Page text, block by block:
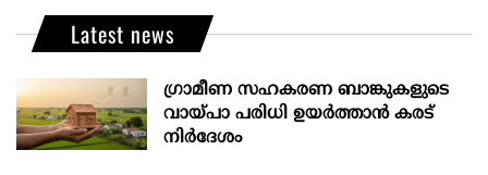
Latest news
ഗ്രാമീണ സഹകരണ ബാങ്കുകളുടെ
വായ്പാ പരിധി ഉയർത്താൻ കരട്
നിർദേശം